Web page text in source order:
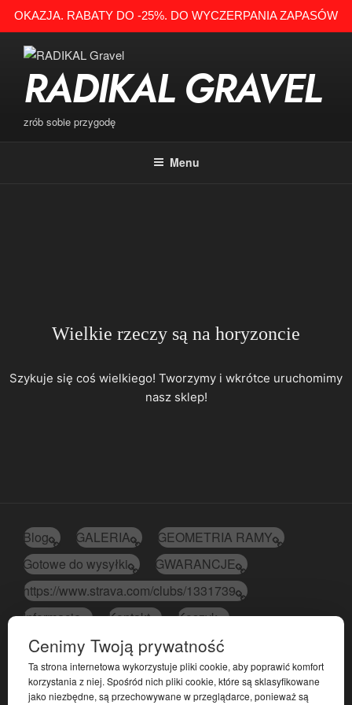
OKAZJA. RABATY DO -25%. DO WYCZERPANIA ZAPASÓW
RADIKAL GRAVEL
zrób sobie przygodę
Menu
Wielkie rzeczy są na horyzoncie
Szykuje się coś wielkiego! Tworzymy i wkrótce uruchomimy
nasz sklep!
Blog GALERIA
GEOMETRIA RAMY
Gotowe do wysyłki
GWARANCJE
https://www.strava.com/clubs/1331739
Informacje
Kontakt
Koszyk
Moje konto
Polityka plików cookies (EU)
Polityka prywatności
Regulamin sklepu
Sample Page
Sekcja strony głównej
Cenimy Twoją prywatność
Ta strona internetowa wykorzystuje pliki cookie, aby poprawić komfort
korzystania z niej. Spośród nich pliki cookie, które są sklasyfikowane
jako niezbędne, są przechowywane w przeglądarce, ponieważ są